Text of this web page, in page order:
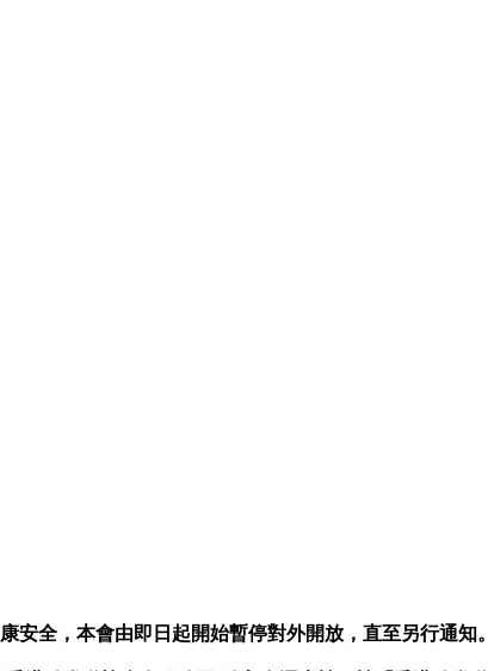
全，本會由即日起開始暫停對外開放，直至另行通知。